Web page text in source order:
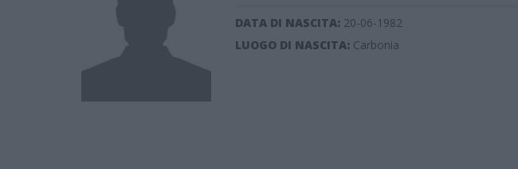
DATA DI NASCITA: 20-06-1982
LUOGO DI NASCITA: Carbonia